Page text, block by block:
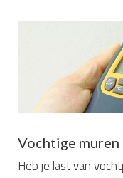
Vochtige muren
Heb je last van